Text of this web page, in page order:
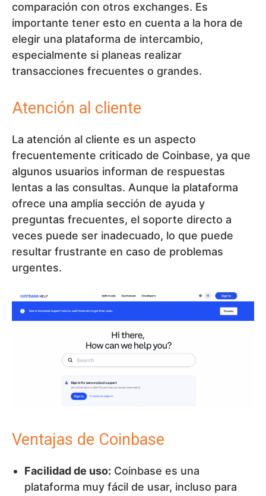
comparación con otros exchanges. Es
importante tener esto en cuenta a la hora de
elegir una plataforma de intercambio,
especialmente si planeas realizar
transacciones frecuentes o grandes.
Atención al cliente
La atención al cliente es un aspecto
frecuentemente criticado de Coinbase, ya que
algunos usuarios informan de respuestas
lentas a las consultas. Aunque la plataforma
ofrece una amplia sección de ayuda y
preguntas frecuentes, el soporte directo a
veces puede ser inadecuado, lo que puede
resultar frustrante en caso de problemas
urgentes.
Ventajas de Coinbase
Facilidad de uso: Coinbase es una
plataforma muy fácil de usar, incluso para